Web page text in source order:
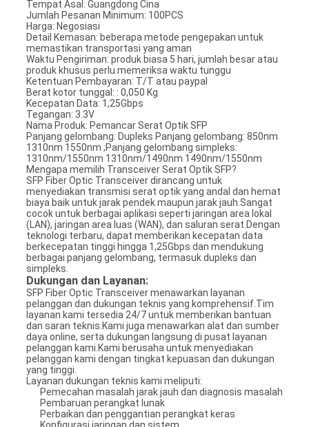
Tempat Asal: Guangdong Cina
Jumlah Pesanan Minimum: 100PCS
Harga: Negosiasi
Detail Kemasan: beberapa metode pengepakan untuk
memastikan transportasi yang aman
Waktu Pengiriman: produk biasa 5 hari, jumlah besar atau
produk khusus perlu memeriksa waktu tunggu
Ketentuan Pembayaran: T/T atau paypal
Berat kotor tunggal: : 0,050 Kg
Kecepatan Data: 1,25Gbps
Tegangan: 3.3V
Nama Produk: Pemancar Serat Optik SFP
Panjang gelombang: Dupleks Panjang gelombang: 850nm
1310nm 1550nm ;Panjang gelombang simpleks:
1310nm/1550nm 1310nm/1490nm 1490nm/1550nm
Mengapa memilih Transceiver Serat Optik SFP?
SFP Fiber Optic Transceiver dirancang untuk
menyediakan transmisi serat optik yang andal dan hemat
biaya baik untuk jarak pendek maupun jarak jauh.Sangat
cocok untuk berbagai aplikasi seperti jaringan area lokal
(LAN), jaringan area luas (WAN), dan saluran serat.Dengan
teknologi terbaru, dapat memberikan kecepatan data
berkecepatan tinggi hingga 1,25Gbps dan mendukung
berbagai panjang gelombang, termasuk dupleks dan
simpleks.
Dukungan dan Layanan:
SFP Fiber Optic Transceiver menawarkan layanan
pelanggan dan dukungan teknis yang komprehensif.Tim
layanan kami tersedia 24/7 untuk memberikan bantuan
dan saran teknis.Kami juga menawarkan alat dan sumber
daya online, serta dukungan langsung di pusat layanan
pelanggan kami.Kami berusaha untuk menyediakan
pelanggan kami dengan tingkat kepuasan dan dukungan
yang tinggi.
Layanan dukungan teknis kami meliputi:
Pemecahan masalah jarak jauh dan diagnosis masalah
Pembaruan perangkat lunak
Perbaikan dan penggantian perangkat keras